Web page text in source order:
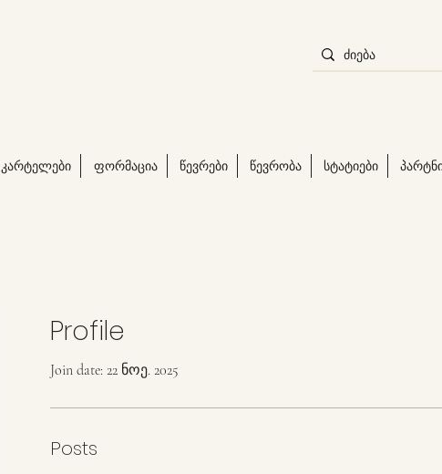
კარტელები ფორმაცია წევრები წევრობა სტატიები
Profile
Join date: 22 ნოე. 2025
Posts